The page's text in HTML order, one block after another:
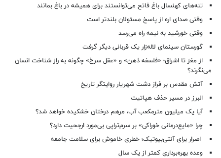
تنه‌های کهنسال باغ فاتح می‌توانستند برای همیشه در باغ بمانند
وقتی صدای اره از پاسخ مسئولان بلندتر است
وقتی خورشید به نیمه راه می‌رسد
گورستان سینمای لاله‌زار یک قربانی دیگر گرفت
از مغز تا اشراق؛ «فلسفه ذهن» و «عقل سرخ» چگونه به راز شناخت انسان
می‌نگرند؟
آتش مقدس بر فراز دشت شهریار روایتگر تاریخ
البرز در مسیر حذف هپاتیت
آیا یک میلیون مترمکعب آب، مرهم درختان خشکیده خواهد شد؟
چرا «مایع‌درمانی خوراکی» بر سرم‌تراپی بی‌مورد ارجحیت دارد؟
اصرار برای آنتی‌بیوتیک؛ خطری خاموش برای سلامت جامعه
وعده بهره‌برداری کمتر از یک سال